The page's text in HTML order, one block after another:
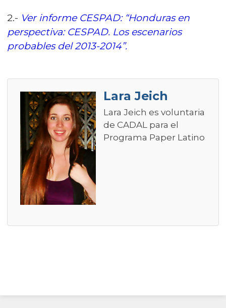
2.- Ver informe CESPAD: “Honduras en
perspectiva: CESPAD. Los escenarios
probables del 2013-2014”.
Lara Jeich
Lara Jeich es voluntaria
de CADAL para el
Programa Paper Latino